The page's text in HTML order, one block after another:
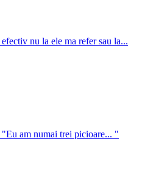
efectiv nu la ele ma refer sau la...
"Eu am numai trei picioare... "